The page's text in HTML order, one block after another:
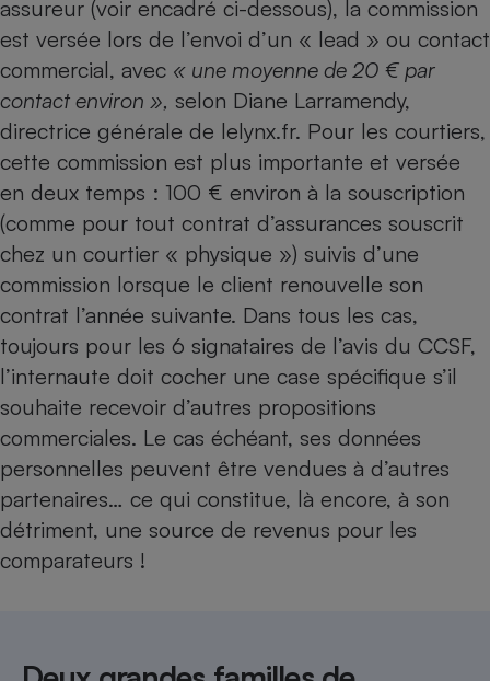
assureur (voir encadré ci-dessous), la commission
est versée lors de l’envoi d’un « lead » ou contact
commercial, avec « une moyenne de 20 € par
contact environ », selon Diane Larramendy,
directrice générale de lelynx.fr. Pour les courtiers,
cette commission est plus importante et versée
en deux temps : 100 € environ à la souscription
(comme pour tout contrat d’assurances souscrit
chez un courtier « physique ») suivis d’une
commission lorsque le client renouvelle son
contrat l’année suivante. Dans tous les cas,
toujours pour les 6 signataires de l’avis du CCSF,
l’internaute doit cocher une case spécifique s’il
souhaite recevoir d’autres propositions
commerciales. Le cas échéant, ses données
personnelles peuvent être vendues à d’autres
partenaires… ce qui constitue, là encore, à son
détriment, une source de revenus pour les
comparateurs !